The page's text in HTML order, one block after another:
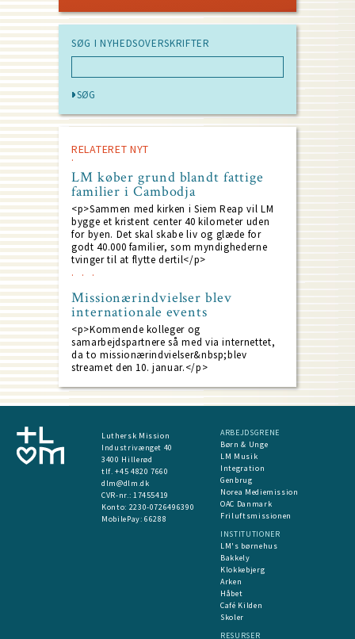
SØG I NYHEDSOVERSKRIFTER
RELATERET NYT
LM køber grund blandt fattige
familier i Cambodja
<p>Sammen med kirken i Siem Reap vil LM
bygge et kristent center 40 kilometer uden
for byen. Det skal skabe liv og glæde for
godt 40.000 familier, som myndighederne
tvinger til at flytte dertil</p>
Missionærindvielser blev
internationale events
<p>Kommende kolleger og
samarbejdspartnere så med via internettet,
da to missionærindvielser&nbsp;blev
streamet den 10. januar.</p>
Luthersk Mission
Industrivænget 40
3400 Hillerød
tlf. +45 4820 7660
dlm@dlm.dk
CVR-nr.: 17455419
​Konto: 2230-0726496390
MobilePay:66288
ARBEJDSGRENE
Børn & Unge
LM Musik
Integration
Genbrug
Norea Mediemission
OAC Danmark
Friluftsmissionen
INSTITUTIONER
LM's børnehus
Bakkely
Klokkebjerg
Arken
Håbet
Café Kilden
Skoler
RESURSER